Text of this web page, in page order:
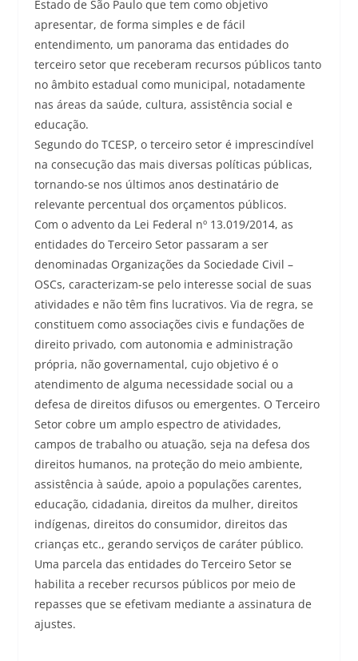
Estado de São Paulo que tem como objetivo
apresentar, de forma simples e de fácil
entendimento, um panorama das entidades do
terceiro setor que receberam recursos públicos tanto
no âmbito estadual como municipal, notadamente
nas áreas da saúde, cultura, assistência social e
educação.
Segundo do TCESP, o terceiro setor é imprescindível
na consecução das mais diversas políticas públicas,
tornando-se nos últimos anos destinatário de
relevante percentual dos orçamentos públicos.
Com o advento da Lei Federal nº 13.019/2014, as
entidades do Terceiro Setor passaram a ser
denominadas Organizações da Sociedade Civil –
OSCs, caracterizam-se pelo interesse social de suas
atividades e não têm fins lucrativos. Via de regra, se
constituem como associações civis e fundações de
direito privado, com autonomia e administração
própria, não governamental, cujo objetivo é o
atendimento de alguma necessidade social ou a
defesa de direitos difusos ou emergentes. O Terceiro
Setor cobre um amplo espectro de atividades,
campos de trabalho ou atuação, seja na defesa dos
direitos humanos, na proteção do meio ambiente,
assistência à saúde, apoio a populações carentes,
educação, cidadania, direitos da mulher, direitos
indígenas, direitos do consumidor, direitos das
crianças etc., gerando serviços de caráter público.
Uma parcela das entidades do Terceiro Setor se
habilita a receber recursos públicos por meio de
repasses que se efetivam mediante a assinatura de
ajustes.